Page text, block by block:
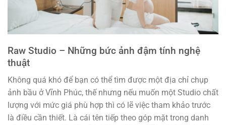
Raw Studio – Những bức ảnh đậm tính nghệ
thuật
Không quá khó để bạn có thể tìm được một địa chỉ chụp
ảnh bầu ở Vĩnh Phúc, thế nhưng nếu muốn một Studio chất
lượng với mức giá phù hợp thì có lẽ việc tham khảo trước
là điều cần thiết. Là cái tên tiếp theo góp mặt trong danh